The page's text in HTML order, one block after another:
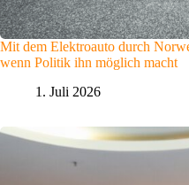
Mit dem Elektroauto durch
wenn Politik ihn möglich macht
1. Juli 2026